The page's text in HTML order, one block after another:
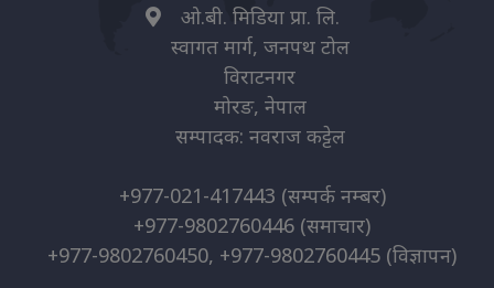
ओ.बी. मिडिया प्रा. लि.
स्वागत मार्ग, जनपथ टोल
विराटनगर
मोरङ, नेपाल
सम्पादक: नवराज कट्टेल
+977-021-417443 (सम्पर्क नम्बर)
+977-9802760446 (समाचार)
+977-9802760450, +977-9802760445 (विज्ञापन)